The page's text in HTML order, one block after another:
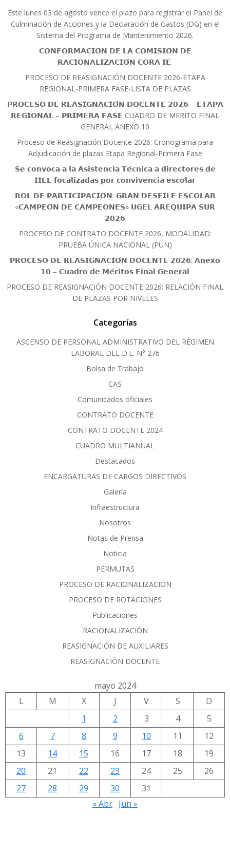
Este lunes 03 de agosto vence el plazo para registrar el Panel de
Culminación de Acciones y la Declaración de Gastos (DG) en el
Sistema del Programa de Mantenimiento 2026.
𝗖𝗢𝗡𝗙𝗢𝗥𝗠𝗔𝗖𝗜𝗢́𝗡 𝗗𝗘 𝗟𝗔 𝗖𝗢𝗠𝗜𝗦𝗜𝗢́𝗡 𝗗𝗘
𝗥𝗔𝗖𝗜𝗢𝗡𝗔𝗟𝗜𝗭𝗔𝗖𝗜𝗢́𝗡 𝗖𝗢𝗥𝗔 𝗜𝗘.
PROCESO DE REASIGNACIÓN DOCENTE 2026-ETAPA
REGIONAL-PRIMERA FASE-LISTA DE PLAZAS
𝗣𝗥𝗢𝗖𝗘𝗦𝗢 𝗗𝗘 𝗥𝗘𝗔𝗦𝗜𝗚𝗡𝗔𝗖𝗜𝗢́𝗡 𝗗𝗢𝗖𝗘𝗡𝗧𝗘 𝟮𝟬𝟮𝟲 – 𝗘𝗧𝗔𝗣𝗔
𝗥𝗘𝗚𝗜𝗢𝗡𝗔𝗟 – 𝗣𝗥𝗜𝗠𝗘𝗥𝗔 𝗙𝗔𝗦𝗘 CUADRO DE MERITO FINAL
GENERAL ANEXO 10
Proceso de Reasignación Docente 2026: Cronograma para
Adjudicación de plazas Etapa Regional-Primera Fase
𝗦𝗲 𝗰𝗼𝗻𝘃𝗼𝗰𝗮 𝗮 𝗹𝗮 𝗔𝘀𝗶𝘀𝘁𝗲𝗻𝗰𝗶𝗮 𝗧𝗲́𝗰𝗻𝗶𝗰𝗮 𝗮 𝗱𝗶𝗿𝗲𝗰𝘁𝗼𝗿𝗲𝘀 𝗱𝗲
𝗜𝗜𝗘𝗘 𝗳𝗼𝗰𝗮𝗹𝗶𝘇𝗮𝗱𝗮𝘀 𝗽𝗼𝗿 𝗰𝗼𝗻𝘃𝗶𝘃𝗲𝗻𝗰𝗶𝗮 𝗲𝘀𝗰𝗼𝗹𝗮𝗿
𝗥𝗢𝗟 𝗗𝗘 𝗣𝗔𝗥𝗧𝗜𝗖𝗜𝗣𝗔𝗖𝗜𝗢́𝗡: 𝗚𝗥𝗔𝗡 𝗗𝗘𝗦𝗙𝗜𝗟𝗘 𝗘𝗦𝗖𝗢𝗟𝗔𝗥
«𝗖𝗔𝗠𝗣𝗘𝗢́𝗡 𝗗𝗘 𝗖𝗔𝗠𝗣𝗘𝗢𝗡𝗘𝗦» 𝗨𝗚𝗘𝗟 𝗔𝗥𝗘𝗤𝗨𝗜𝗣𝗔 𝗦𝗨𝗥
𝟮𝟬𝟮𝟲
PROCESO DE CONTRATO DOCENTE 2026, MODALIDAD:
PRUEBA ÚNICA NACIONAL (PUN)
𝗣𝗥𝗢𝗖𝗘𝗦𝗢 𝗗𝗘 𝗥𝗘𝗔𝗦𝗜𝗚𝗡𝗔𝗖𝗜𝗢́𝗡 𝗗𝗢𝗖𝗘𝗡𝗧𝗘 𝟮𝟬𝟮𝟲: 𝗔𝗻𝗲𝘅𝗼
𝟭𝟬 – 𝗖𝘂𝗮𝗱𝗿𝗼 𝗱𝗲 𝗠𝗲́𝗿𝗶𝘁𝗼𝘀 𝗙𝗶𝗻𝗮𝗹 𝗚𝗲𝗻𝗲𝗿𝗮𝗹
PROCESO DE REASIGNACIÓN DOCENTE 2026: RELACIÓN FINAL
DE PLAZAS POR NIVELES
Categorías
ASCENSO DE PERSONAL ADMINISTRATIVO DEL RÈGIMEN
LABORAL DEL D.L. N° 276
Bolsa de Trabajo
CAS
Comunicados oficiales
CONTRATO DOCENTE
CONTRATO DOCENTE 2024
CUADRO MULTIANUAL
Destacados
ENCARGATURAS DE CARGOS DIRECTIVOS
Galería
Infraestructura
Nosotros
Notas de Prensa
Noticia
PERMUTAS
PROCESO DE RACIONALIZACIÓN
PROCESO DE ROTACIONES
Publicaciones
RACIONALIZACIÓN
REASIGNACIÓN DE AUXILIARES
REASIGNACIÓN DOCENTE
mayo 2024
L
M X J V S
D
1
2 3 4
5
6
7 8 9 10 11
12
13
14 15 16 17 18
19
20
21 22 23 24 25
26
27
28 29 30
31
« Abr Jun »